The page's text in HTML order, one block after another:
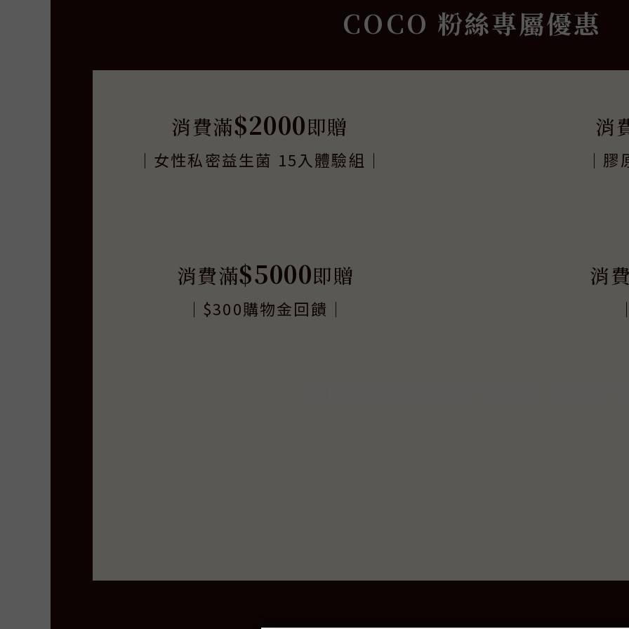
COCO 粉絲專屬優惠
消費滿$2000即贈
｜女性私密益生菌 15入體驗組｜
消
｜
消費滿$5000即贈
｜$300購物金回饋｜
消